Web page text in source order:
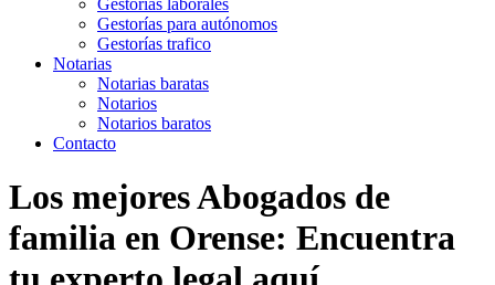
Gestorías laborales
Gestorías para autónomos
Gestorías trafico
Notarias
Notarias baratas
Notarios
Notarios baratos
Contacto
Los mejores Abogados de
familia en Orense: Encuentra